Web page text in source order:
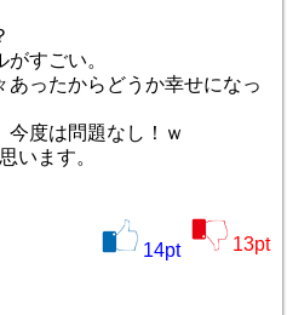
すごい。
あったからどうか幸せになっ
今度は問題なし！ｗ
います。
14pt 13pt